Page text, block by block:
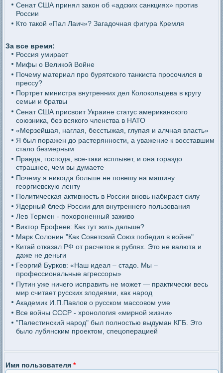
Сенат США принял закон об «адских санкциях» против
России
Кто такой «Пал Лаич»? Загадочная фигура Кремля
За все время:
Россия умирает
Мифы о Великой Войне
Почему материал про бурятского танкиста просочился в
прессу?
Портрет министра внутренних дел Колокольцева в кругу
семьи и братвы
Сенат США присвоит Украине статус американского
союзника, без всякого членства в НАТО
«Мерзейшая, наглая, бесстыжая, глупая и алчная власть»
Я был поражен до растерянности, а уважение к восставшим
стало безмерным
Правда, господа, все-таки всплывет, и она гораздо
страшнее, чем вы думаете
Почему я никогда больше не повешу на машину
георгиевскую ленту
Политическая активность в России вновь набирает силу
Ядерный блеф России для внутреннего пользования
Лев Термен - похороненный заживо
Виктор Ерофеев: Как тут жить дальше?
Марк Солонин "Как Советский Союз победил в войне"
Китай отказал РФ от расчетов в рублях. Это не валюта и
даже не деньги
Георгий Бурков: «Наш идеал – стадо. Мы –
профессиональные агрессоры»
Путин уже ничего исправить не может — практически весь
мир считает русских злодеями, как народ
Академик И.П.Павлов о русском массовом уме
Все войны СССР - хронология «мирной жизни»
"Палестинский народ" был полностью выдуман КГБ. Это
было лубянским проектом, спецоперацией
Имя пользователя*